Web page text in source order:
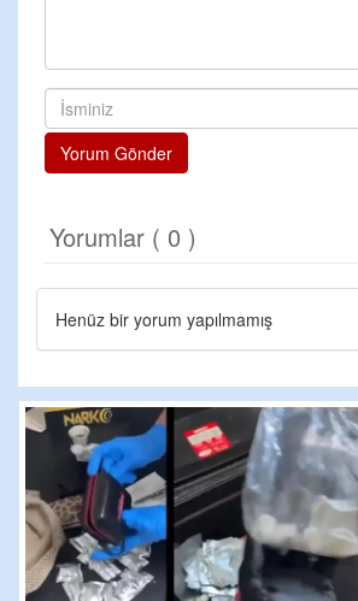
Yorum Gönder
Yorumlar ( 0 )
Henüz bir yorum yapılmamış